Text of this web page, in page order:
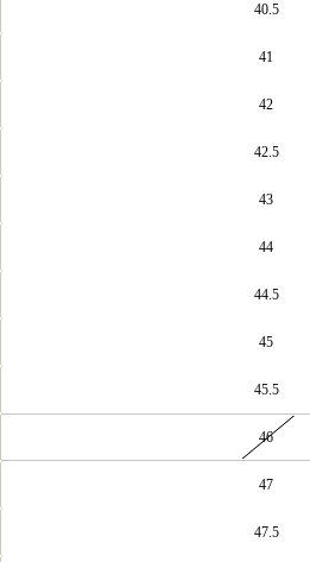
40.5
41
42
42.5
43
44
44.5
45
45.5
46
47
47.5